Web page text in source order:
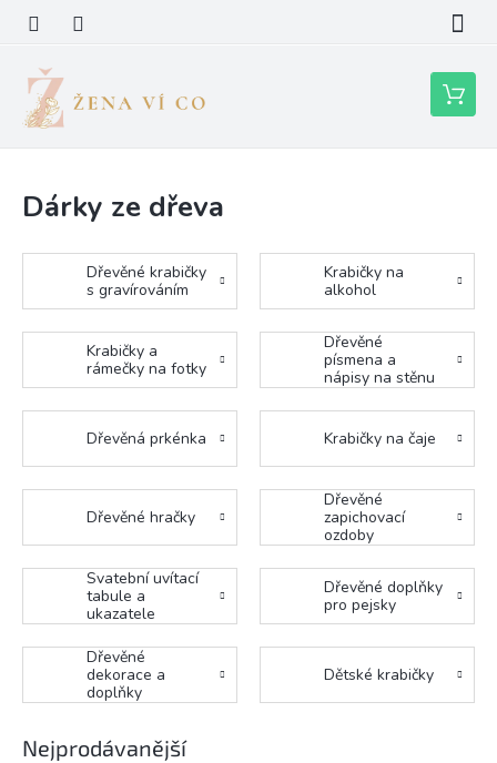
obsah
Nákupní
košík
Dárky ze dřeva
Dřevěné krabičky
s gravírováním
Krabičky na
alkohol
Krabičky a
rámečky na fotky
Dřevěné
písmena a
nápisy na stěnu
a metr
Dřevěná prkénka Krabičky na čaje
Dřevěné hračky
Dřevěné
zapichovací
ozdoby
Svatební uvítací
tabule a
ukazatele
Dřevěné doplňky
pro pejsky
Dřevěné
dekorace a
doplňky
Dětské krabičky
Nejprodávanější